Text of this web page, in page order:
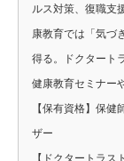
ルス対策、復職支
康教育では「気づ
得る。ドクタート
健康教育セミナー
【保有資格】保
ザー
【ドクタートラス